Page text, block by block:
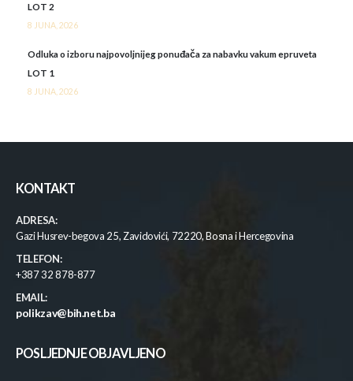
LOT 2
8 JUNA, 2026
Odluka o izboru najpovoljnijeg ponuđača za nabavku vakum epruveta
LOT 1
8 JUNA, 2026
KONTAKT
ADRESA:
Gazi Husrev-begova 25, Zavidovići, 72220, Bosna i Hercegovina
TELEFON:
+387 32 878-877
EMAIL:
polikzav@bih.net.ba
POSLJEDNJE OBJAVLJENO